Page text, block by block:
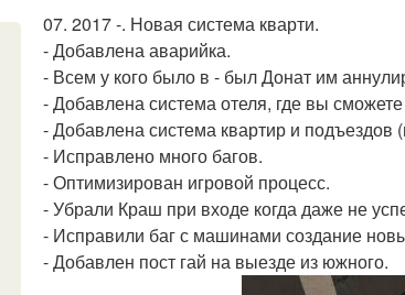
07. 2017 -. Новая система кварти.
- Добавлена аварийка.
- Всем у кого было в - был Донат им
- Добавлена система отеля, где вы
- Добавлена система квартир и подъездов
- Исправлено много багов.
- Оптимизирован игровой процесс.
- Убрали Краш при входе когда даже не
- Исправили баг с машинами создание
- Добавлен пост гай на выезде из южного.